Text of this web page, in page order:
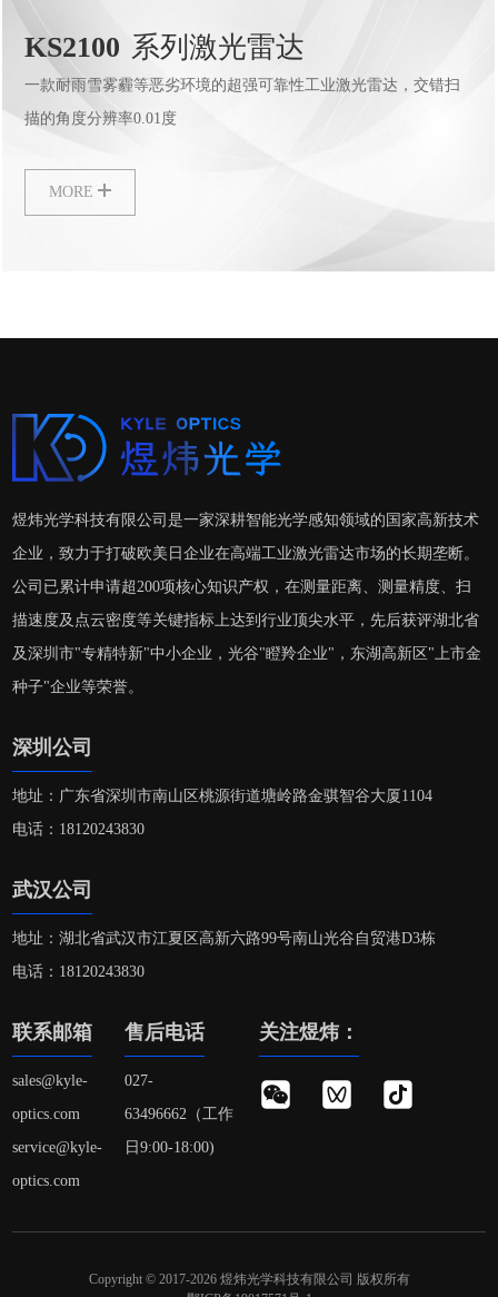
KS2100 系列激光雷达
一款耐雨雪雾霾等恶劣环境的超强可靠性工业激光雷达，交错扫
描的角度分辨率0.01度
MORE
煜炜光学科技有限公司是一家深耕智能光学感知领域的国家高新技术
企业，致力于打破欧美日企业在高端工业激光雷达市场的长期垄断。
公司已累计申请超200项核心知识产权，在测量距离、测量精度、扫
描速度及点云密度等关键指标上达到行业顶尖水平，先后获评湖北省
及深圳市"专精特新"中小企业，光谷"瞪羚企业"，东湖高新区"上市金
种子"企业等荣誉。
深圳公司
地址：广东省深圳市南山区桃源街道塘岭路金骐智谷大厦1104
电话：18120243830
武汉公司
地址：湖北省武汉市江夏区高新六路99号南山光谷自贸港D3栋
电话：18120243830
关注煜炜：
联系邮箱
sales@kyle-
optics.com
service@kyle-
optics.com
售后电话
027-
63496662（工作
日9:00-18:00)
Copyright © 2017-2026 煜炜光学科技有限公司 版权所有